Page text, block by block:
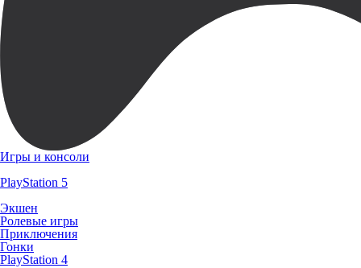
Игры и консоли
PlayStation 5
Экшен
Ролевые игры
Приключения
Гонки
PlayStation 4